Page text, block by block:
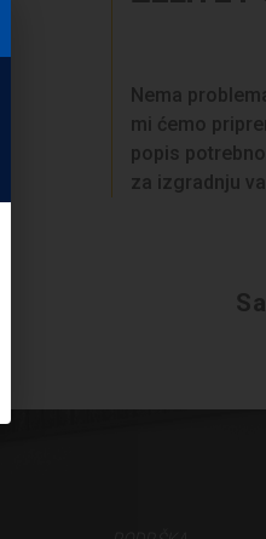
Nema
mi ćemo
popis
za izgradnju